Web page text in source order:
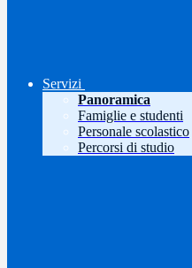
Servizi
Panoramica
Famiglie e studenti
Personale scolastico
Percorsi di studio